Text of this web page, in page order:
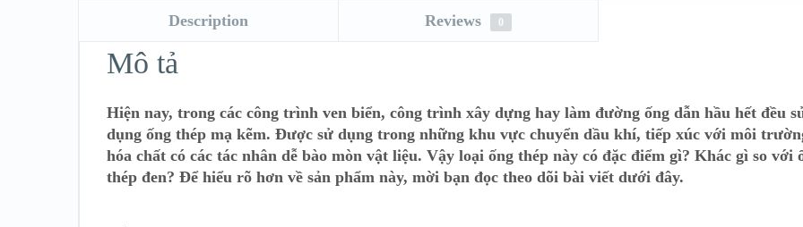
Description Reviews 0
Mô tả
Hiện nay, trong các công trình ven biển, công trình xây dựng hay làm đường ống dẫn hầu hết đều
dụng ống thép mạ kẽm. Được sử dụng trong những khu vực chuyển dầu khí, tiếp xúc với môi
hóa chất có các tác nhân dễ bào mòn vật liệu. Vậy loại ống thép này có đặc điểm gì? Khác gì so với
thép đen? Để hiểu rõ hơn về sản phẩm này, mời bạn đọc theo dõi bài viết dưới đây.